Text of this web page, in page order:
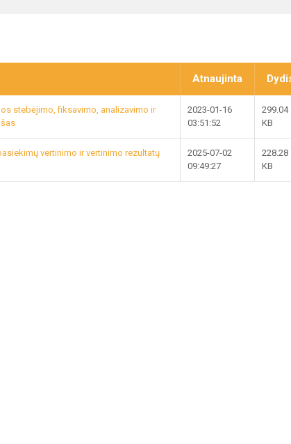
Atnaujinta
stebėjimo, fiksavimo, analizavimo ir
2023-01-16
03:51:52
299.04
KB
vertinimo ir vertinimo rezultatų
2025-07-02
09:49:27
228.28
KB